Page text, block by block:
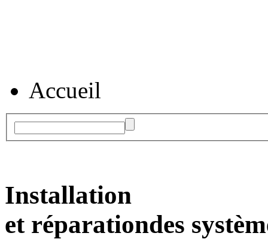
Accueil
Installation
et réparationdes